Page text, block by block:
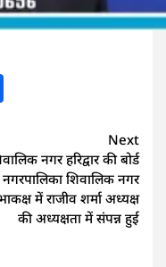
Next
नगर हरिद्वार की बोर्ड
शिवालिक नगर
में राजीव शर्मा अध्यक्ष
की अध्यक्षता में संपन्न हुई